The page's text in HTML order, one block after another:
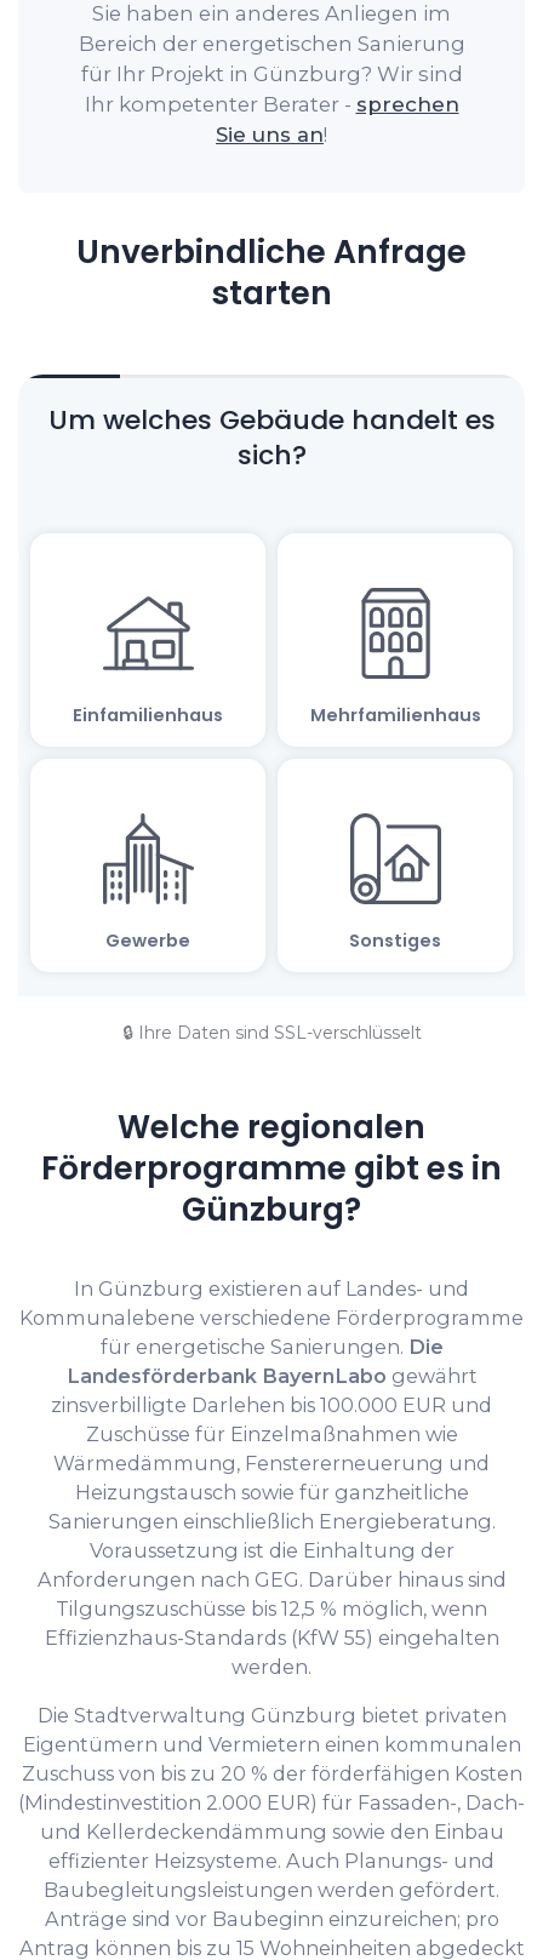
Sie haben ein anderes Anliegen im
Bereich der energetischen Sanierung
für Ihr Projekt in Günzburg? Wir sind
Ihr kompetenter Berater - sprechen
Sie uns an!
Unverbindliche Anfrage
starten
🔒 Ihre Daten sind SSL-verschlüsselt
Welche regionalen
Förderprogramme gibt es in
Günzburg?
In Günzburg existieren auf Landes- und
Kommunalebene verschiedene Förderprogramme
für energetische Sanierungen. Die
Landesförderbank BayernLabo gewährt
zinsverbilligte Darlehen bis 100.000 EUR und
Zuschüsse für Einzelmaßnahmen wie
Wärmedämmung, Fenstererneuerung und
Heizungstausch sowie für ganzheitliche
Sanierungen einschließlich Energieberatung.
Voraussetzung ist die Einhaltung der
Anforderungen nach GEG. Darüber hinaus sind
Tilgungszuschüsse bis 12,5 % möglich, wenn
Effizienzhaus-Standards (KfW 55) eingehalten
werden.
Die Stadtverwaltung Günzburg bietet privaten
Eigentümern und Vermietern einen kommunalen
Zuschuss von bis zu 20 % der förderfähigen Kosten
(Mindestinvestition 2.000 EUR) für Fassaden-, Dach-
und Kellerdeckendämmung sowie den Einbau
effizienter Heizsysteme. Auch Planungs- und
Baubegleitungsleistungen werden gefördert.
Anträge sind vor Baubeginn einzureichen; pro
Antrag können bis zu 15 Wohneinheiten abgedeckt